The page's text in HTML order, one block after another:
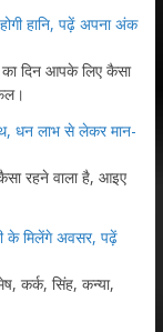
हानि, पढ़ें अपना अंक
दिन आपके लिए कैसा
धन लाभ से लेकर मान-
रहने वाला है, आइए
के मिलेंगे अवसर, पढ़ें
कर्क, सिंह, कन्या,